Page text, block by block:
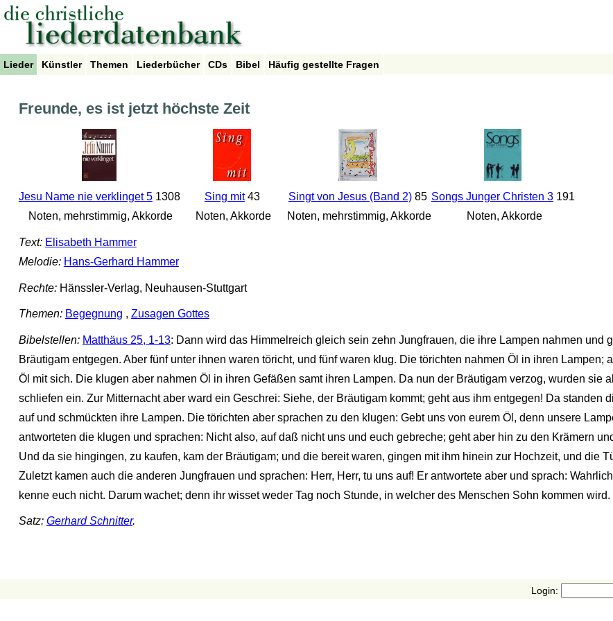
Lieder Künstler Themen Liederbücher CDs Bibel Häufig gestellte Fragen
Freunde, es ist jetzt höchste Zeit
Jesu Name nie verklinget 51308
Noten, mehrstimmig, Akkorde
Sing mit43
Noten, Akkorde
Singt von Jesus (Band 2)85
Noten, mehrstimmig, Akkorde
Songs Junger Christen 3191
Noten, Akkorde
Text: Elisabeth Hammer
Melodie: Hans-Gerhard Hammer
Rechte:Hänssler-Verlag, Neuhausen-Stuttgart
Themen: Begegnung , Zusagen Gottes
Bibelstellen: Matthäus 25, 1-13: Dann wird das Himmelreich gleich sein zehn Jungfrauen, die ihre Lampen nahmen und
Bräutigam entgegen. Aber fünf unter ihnen waren töricht, und fünf waren klug. Die törichten nahmen Öl in ihren Lampen;
Öl mit sich. Die klugen aber nahmen Öl in ihren Gefäßen samt ihren Lampen. Da nun der Bräutigam verzog, wurden sie
schliefen ein. Zur Mitternacht aber ward ein Geschrei: Siehe, der Bräutigam kommt; geht aus ihm entgegen! Da standen
auf und schmückten ihre Lampen. Die törichten aber sprachen zu den klugen: Gebt uns von eurem Öl, denn unsere
antworteten die klugen und sprachen: Nicht also, auf daß nicht uns und euch gebreche; geht aber hin zu den Krämern
Und da sie hingingen, zu kaufen, kam der Bräutigam; und die bereit waren, gingen mit ihm hinein zur Hochzeit, und die
Zuletzt kamen auch die anderen Jungfrauen und sprachen: Herr, Herr, tu uns auf! Er antwortete aber und sprach:
kenne euch nicht. Darum wachet; denn ihr wisset weder Tag noch Stunde, in welcher des Menschen Sohn kommen wird.
Satz: Gerhard Schnitter.
Login: